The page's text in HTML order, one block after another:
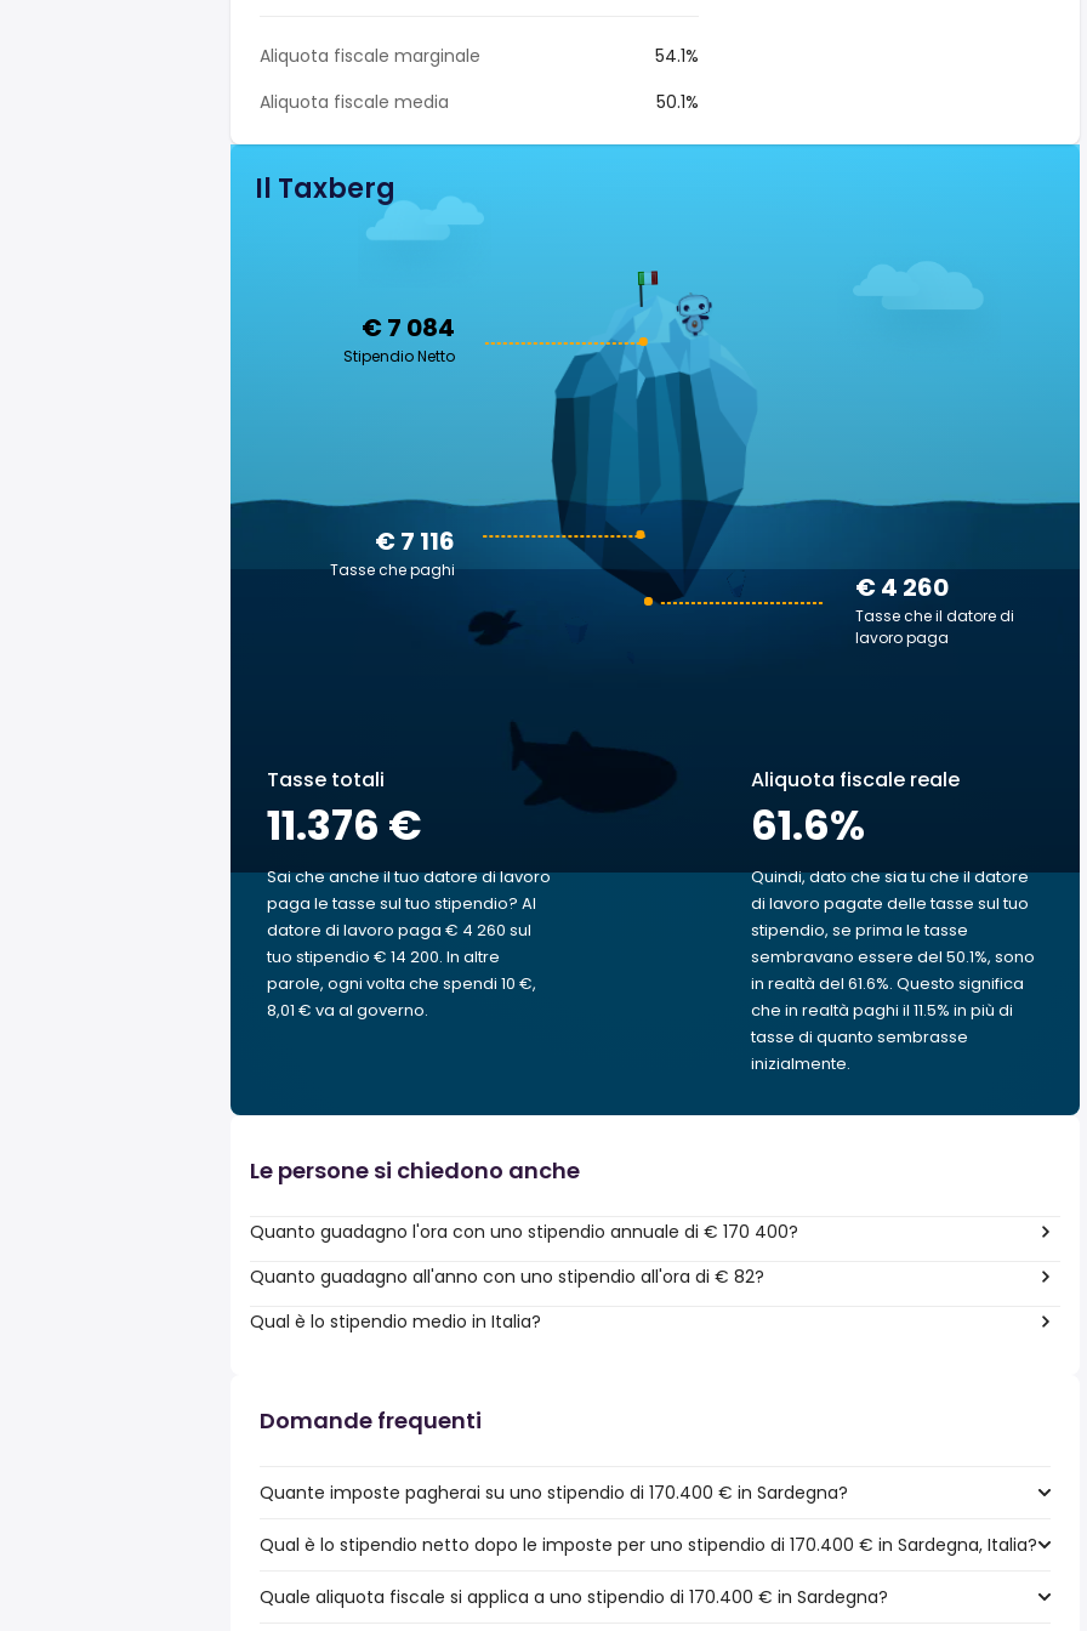
Aliquota fiscale marginale
54.1%
Aliquota fiscale media
50.1%
Il Taxberg
€ 7 084
Stipendio Netto
€ 4 260
Tasse che il datore di
lavoro paga
€ 7 116
Tasse che paghi
Tasse totali
11.376 €
Sai che anche il tuo datore di lavoro
paga le tasse sul tuo stipendio? Al
datore di lavoro paga € 4 260 sul
tuo stipendio € 14 200. In altre
parole, ogni volta che spendi 10 €,
8,01 € va al governo.
Aliquota fiscale reale
61.6%
Quindi, dato che sia tu che il datore
di lavoro pagate delle tasse sul tuo
stipendio, se prima le tasse
sembravano essere del 50.1%, sono
in realtà del 61.6%. Questo significa
che in realtà paghi il 11.5% in più di
tasse di quanto sembrasse
inizialmente.
Le persone si chiedono anche
Quanto guadagno l'ora con uno stipendio annuale di € 170 400?
Quanto guadagno all'anno con uno stipendio all'ora di € 82?
Qual è lo stipendio medio in Italia?
Domande frequenti
Quante imposte pagherai su uno stipendio di 170.400 € in Sardegna?
Qual è lo stipendio netto dopo le imposte per uno stipendio di 170.400 € in Sardegna, Italia?
Quale aliquota fiscale si applica a uno stipendio di 170.400 € in Sardegna?